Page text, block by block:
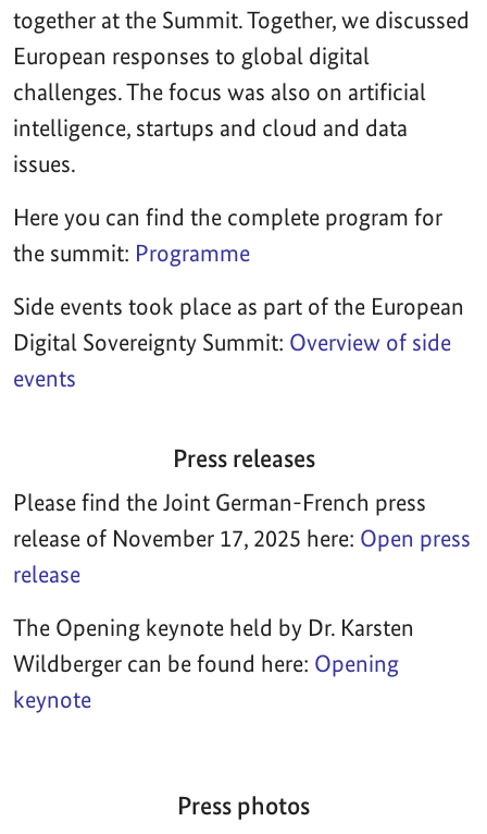
together at the Summit. Together, we discussed
European responses to global digital
challenges. The focus was also on artificial
intelligence, startups and cloud and data
issues.
Here you can find the complete program for
the summit: Programme
Side events took place as part of the European
Digital Sovereignty Summit: Overview of side
events
Press releases
Please find the Joint German-French press
release of November 17, 2025 here: Open press
release
The Opening keynote held by Dr. Karsten
Wildberger can be found here: Opening
keynote
Press photos